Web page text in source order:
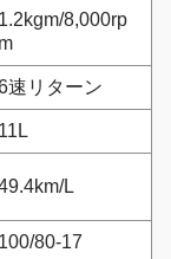
1.2kgm/8,000rp
m
速リターン
11L
L
100/80-17